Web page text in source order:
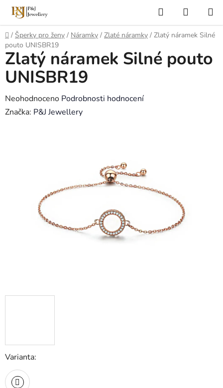
Přejít
obsah
Hledat
KOŠÍK
Domů
/ Šperky pro ženy / Náramky / Zlaté náramky / Zlatý náramek Silné
pouto UNISBR19
Varianta:
Zlatý náramek Silné pouto
UNISBR19
Průměrné
hodnocení
Neohodnoceno Podrobnosti hodnocení
Značka: P&J Jewellery